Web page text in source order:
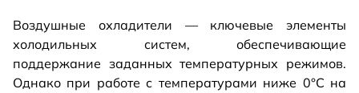
Воздушные охладители — ключевые элементы
холодильных систем, обеспечивающие
поддержание заданных температурных режимов.
Однако при работе с температурами ниже 0°C на